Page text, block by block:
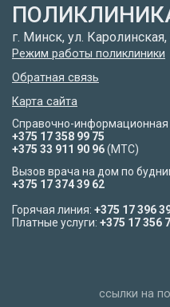
г. Минск, ул. Каролинская,
Режим работы поликлиники
Обратная связь
Карта сайта
Справочно-информационная
+375 17 358 99 75
+375 33 911 90 96(МТС)
Вызов врача на дом по
+375 17 374 39 62
Горячая линия: +375 17 396
Платные услуги: +375 17 356
ссылки на